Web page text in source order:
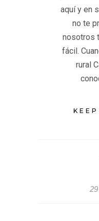
aquí y en
no te
nosotros
fácil.
rural